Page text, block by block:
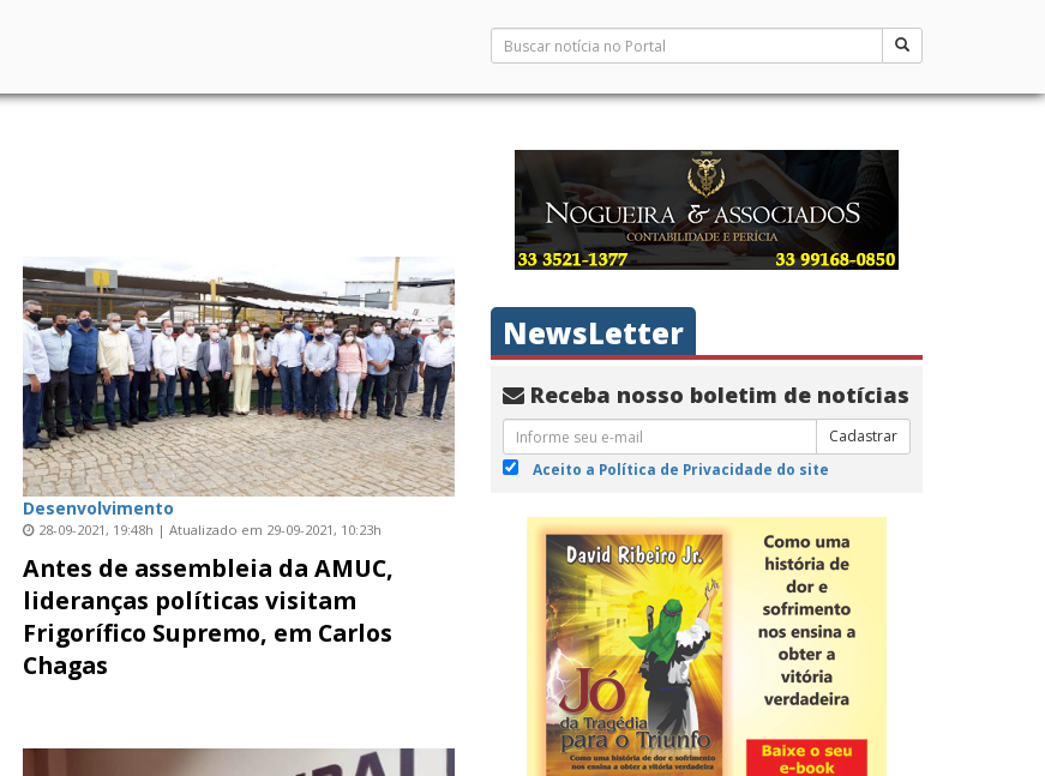
Desenvolvimento
28-09-2021, 19:48h | Atualizado em 29-09-2021, 10:23h
Antes de assembleia da AMUC,
lideranças políticas visitam
Frigorífico Supremo, em Carlos
Chagas
NewsLetter
Receba nosso boletim de notícias
Cadastrar
Aceito a Política de Privacidade do site